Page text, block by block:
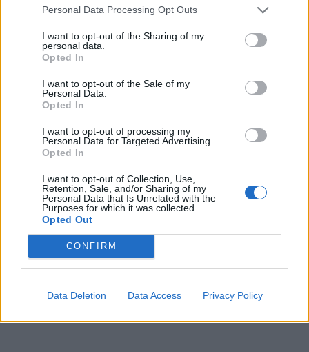
Personal Data Processing Opt Outs
I want to opt-out of the Sharing of my
personal data.
Opted In
I want to opt-out of the Sale of my
Personal Data.
Opted In
I want to opt-out of processing my
Personal Data for Targeted Advertising.
Opted In
I want to opt-out of Collection, Use,
Retention, Sale, and/or Sharing of my
Personal Data that Is Unrelated with the
Purposes for which it was collected.
Opted Out
CONFIRM
Data Deletion Data Access Privacy Policy
certe. A proposito, chi era Justus Lipsius? Un
umanista belga del 500 che teorizzò il dovere
di dominare le "irrazionali emozioni dei
popoli" con "appropriate, disciplinate e
autocratiche regole di governo". Anche la sua
opera ha bisogno di una revisione.